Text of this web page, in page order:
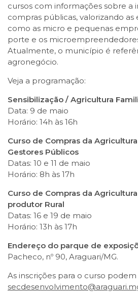
cursos com informações sobre a
compras públicas, valorizando as
como as micro e pequenas
porte e os
Atualmente, o município é
agronegócio.
Veja a programação:
Sensibilização / Agricultura
Data: 9 de maio
Horário: 14h às 16h
Curso de Compras da
Gestores Públicos
Datas: 10 e 11 de maio
Horário: 8h às 17h
Curso de Compras da
produtor Rural
Datas: 16 e 19 de maio
Horário: 13h às 17h
Endereço do parque de
Pacheco, nº 90, Araguari/MG.
As inscrições para o curso